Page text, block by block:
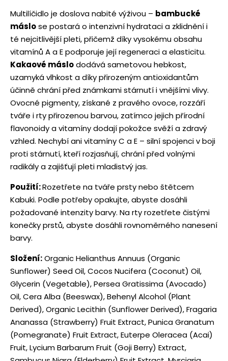
Multilíčidlo je doslova nabité výživou – bambucké
máslose postará o intenzivní hydrataci a zklidnění i
té nejcitlivější pleti, přičemž díky vysokému obsahu
vitamínů A a E podporuje její regeneraci a elasticitu.
Kakaové máslododává sametovou hebkost,
uzamyká vlhkost a díky přirozeným antioxidantům
účinně chrání před známkami stárnutí i vnějšími vlivy.
Ovocné pigmenty, získané z pravého ovoce, rozzáří
tváře i rty přirozenou barvou, zatímco jejich přírodní
flavonoidy a vitamíny dodají pokožce svěží a zdravý
vzhled. Nechybí ani vitamíny C a E – silní spojenci v boji
proti stárnutí, kteří rozjasňují, chrání před volnými
radikály a zajišťují pleti mladistvý jas.
Použití:Rozetřete na tváře prsty nebo štětcem
Kabuki. Podle potřeby opakujte, abyste dosáhli
požadované intenzity barvy. Na rty rozetřete čistými
konečky prstů, abyste dosáhli rovnoměrného nanesení
barvy.
Složení:Organic Helianthus Annuus (Organic
Sunflower) Seed Oil, Cocos Nucifera (Coconut) Oil,
Glycerin (Vegetable), Persea Gratissima (Avocado)
Oil, Cera Alba (Beeswax), Behenyl Alcohol (Plant
Derived), Organic Lecithin (Sunflower Derived), Fragaria
Ananassa (Strawberry) Fruit Extract, Punica Granatum
(Pomegranate) Fruit Extract, Euterpe Oleracea (Acai)
Fruit, Lycium Barbarum Fruit (Goji Berry) Extract,